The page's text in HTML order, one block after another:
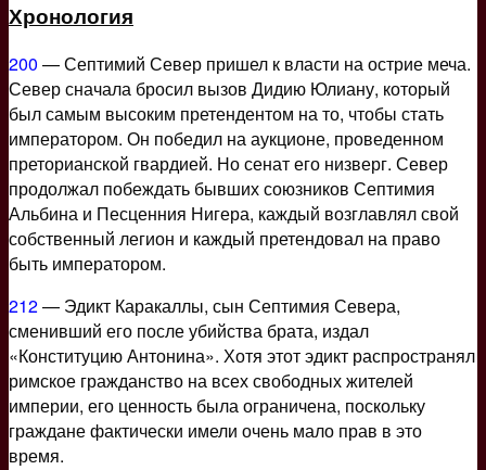
Хронология
200 — Септимий Север пришел к власти на острие меча.
Север сначала бросил вызов Дидию Юлиану, который
был самым высоким претендентом на то, чтобы стать
императором. Он победил на аукционе, проведенном
преторианской гвардией. Но сенат его низверг. Север
продолжал побеждать бывших союзников Септимия
Альбина и Песценния Нигера, каждый возглавлял свой
собственный легион и каждый претендовал на право
быть императором.
212— Эдикт Каракаллы, сын Септимия Севера,
сменивший его после убийства брата, издал
«Конституцию Антонина». Хотя этот эдикт распространял
римское гражданство на всех свободных жителей
империи, его ценность была ограничена, поскольку
граждане фактически имели очень мало прав в это
время.